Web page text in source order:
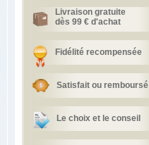
Livraison gratuite
dès 99 € d'achat
Fidélité recompensée
Satisfait ou remboursé
Le choix et le conseil